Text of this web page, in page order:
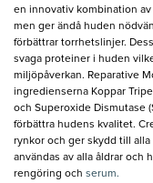
en innovativ kombination
men ger ändå huden
förbättrar torrhetslinjer.
svaga proteiner i huden
miljöpåverkan. Reparative
ingredienserna Koppar
och Superoxide Dismutase
förbättra hudens kvalitet.
rynkor och ger skydd till
användas av alla åldrar och
rengöring och serum.